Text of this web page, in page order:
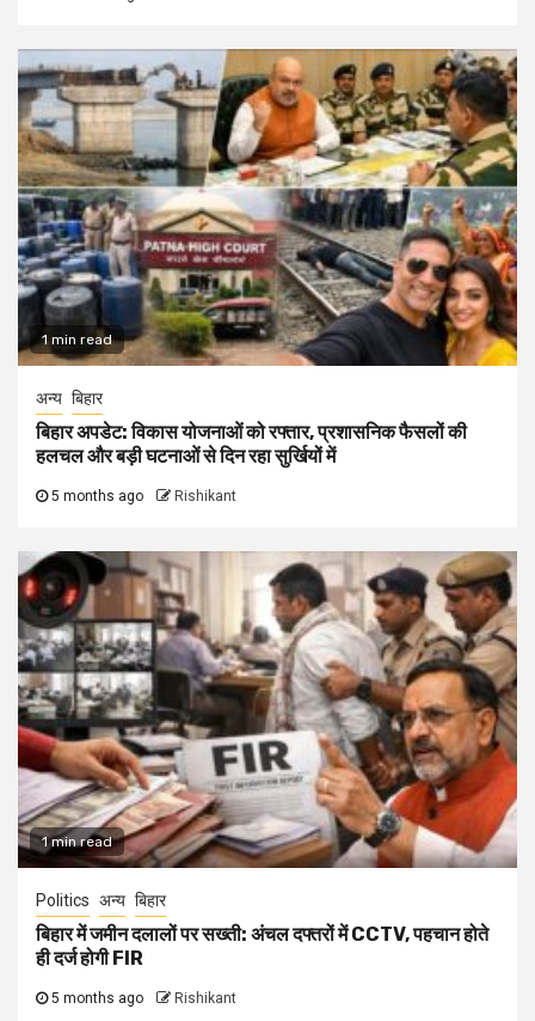
1 min read
अन्य बिहार
बिहार अपडेट: विकास योजनाओं को रफ्तार, प्रशासनिक फैसलों की
हलचल और बड़ी घटनाओं से दिन रहा सुर्खियों में
5 months ago Rishikant
1 min read
Politics अन्य बिहार
बिहार में जमीन दलालों पर सख्ती: अंचल दफ्तरों में CCTV, पहचान होते
ही दर्ज होगी FIR
5 months ago Rishikant